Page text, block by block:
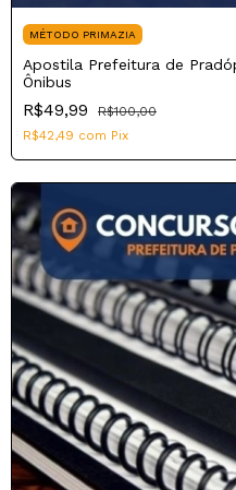
MÉTODO PRIMAZIA
Apostila Prefeitura de
Ônibus
R$49,99
R$100,00
R$42,49 com Pix